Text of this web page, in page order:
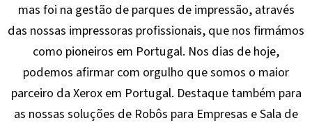
mas foi na gestão de parques de impressão, através
das nossas impressoras profissionais, que nos firmámos
como pioneiros em Portugal. Nos dias de hoje,
podemos afirmar com orgulho que somos o maior
parceiro da Xerox em Portugal. Destaque também para
as nossas soluções de Robôs para Empresas e Sala de